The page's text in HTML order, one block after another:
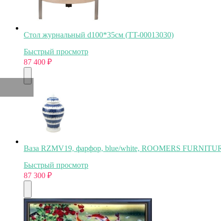
Стол журнальный d100*35см (TT-00013030)
Быстрый просмотр
87 400 ₽
Ваза RZMV19, фарфор, blue/white, ROOMERS
Быстрый просмотр
87 300 ₽